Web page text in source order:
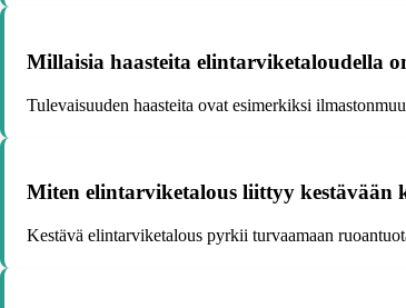
Millaisia haasteita elintarviketaloudella
Tulevaisuuden haasteita ovat esimerkiksi
Miten elintarviketalous liittyy kestävään
Kestävä elintarviketalous pyrkii turvaamaan